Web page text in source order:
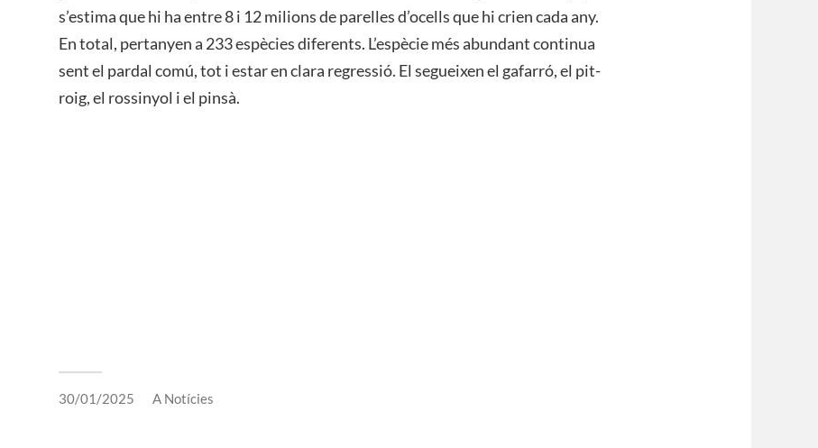
s’estima que hi ha entre 8 i 12 milions de parelles d’ocells que hi crien cada any.
En total, pertanyen a 233 espècies diferents. L’espècie més abundant continua
sent el pardal comú, tot i estar en clara regressió. El segueixen el gafarró, el pit-
roig, el rossinyol i el pinsà.
30/01/2025 A Notícies